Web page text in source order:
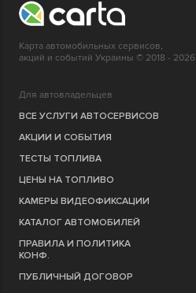
Карта автомобильных сервисов,
акций и событий Украины © 2018 - 2026
Для автовладельцев
ВСЕ УСЛУГИ АВТОСЕРВИСОВ
АКЦИИ И СОБЫТИЯ
ТЕСТЫ ТОПЛИВА
ЦЕНЫ НА ТОПЛИВО
КАМЕРЫ ВИДЕОФИКСАЦИИ
КАТАЛОГ АВТОМОБИЛЕЙ
ПРАВИЛА И ПОЛИТИКА
КОНФ.
ПУБЛИЧНЫЙ ДОГОВОР